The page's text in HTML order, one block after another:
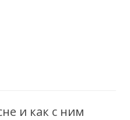
и как с ним